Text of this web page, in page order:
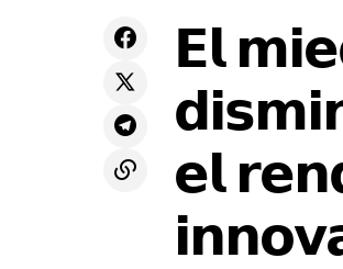
𝗱𝗲𝘀𝘁𝗶𝗻𝗼.
𝗘𝗹
𝗲𝗹